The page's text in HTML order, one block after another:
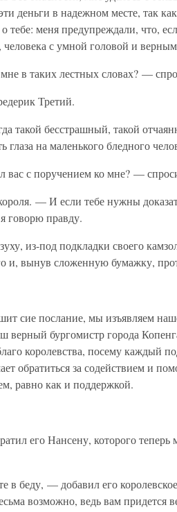
деньги в надежном месте, так
тебе: меня предупреждали, что,
человека с умной головой и
в таких лестных словах? —
Третий.
такой бесстрашный, такой
глаза на маленького бледного
вас с поручением ко мне? —
— И если тебе нужны
говорю правду.
из-под подкладки своего
и, вынув сложенную бумажку,
сие послание, мы изъявляем
бургомистр города
королевства, посему каждый
обратиться за содействием и
равно как и поддержкой.
его Нансену, которого
беду, — добавил его
возможно, ведь вам придется